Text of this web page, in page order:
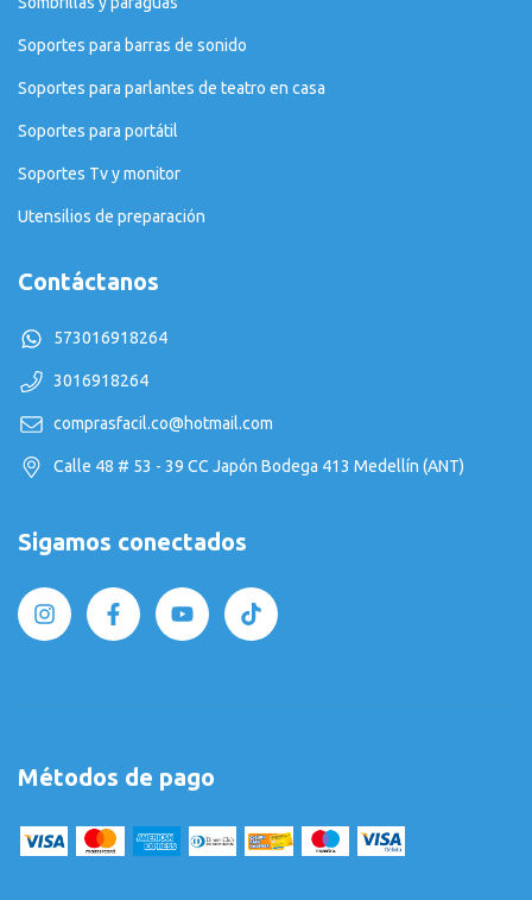
Soportes para barras de sonido
Soportes para parlantes de teatro en casa
Soportes para portátil
Soportes Tv y monitor
Utensilios de preparación
Contáctanos
573016918264
3016918264
comprasfacil.co@hotmail.com
Calle 48 # 53 - 39 CC Japón Bodega 413 Medellín (ANT)
Sigamos conectados
Métodos de pago